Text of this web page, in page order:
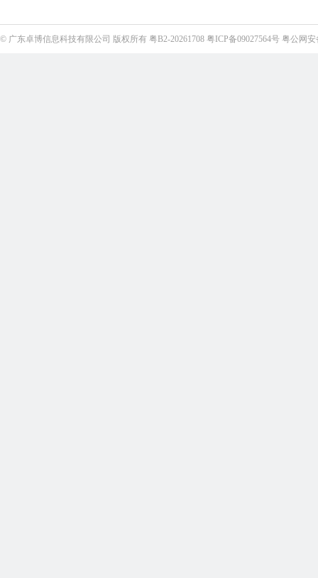
© 广东卓博信息科技有限公司 版权所有 粤B2-20261708 粤ICP备09027564号 粤公网安